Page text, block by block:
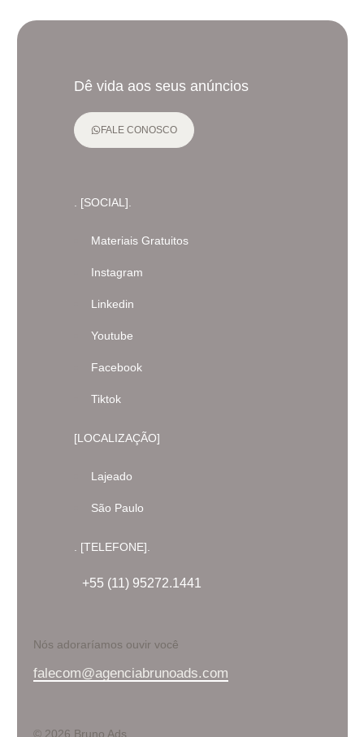
Dê vida aos seus anúncios
FALE CONOSCO
. [SOCIAL].
Materiais Gratuitos
Instagram
Linkedin
Youtube
Facebook
Tiktok
[LOCALIZAÇÃO]
Lajeado
São Paulo
. [TELEFONE].
+55 (11) 95272.1441
Nós adoraríamos ouvir você
falecom@agenciabrunoads.com
© 2026 Bruno Ads